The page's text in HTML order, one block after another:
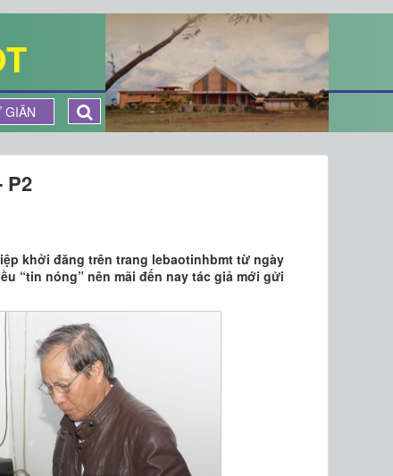
GIÃN
P2
khởi đăng trên trang lebaotinhbmt từ ngày
“tin nóng” nên mãi đến nay tác giả mới gửi